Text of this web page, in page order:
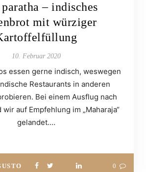
– indisches
mit würziger
10. Februar 2020
essen gerne indisch, weswegen
Restaurants in anderen
Bei einem Ausflug nach
wir auf Empfehlung im „Maharaja“
gelandet.…
0